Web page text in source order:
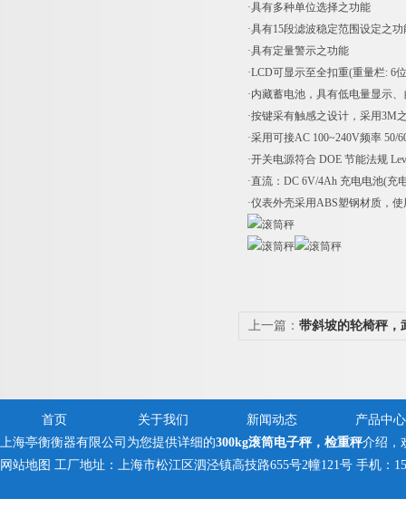
·具有多种单位选择之功能
·具有15段滤波稳定范围设定之功
·具有定量警示之功能
·LCD可显示至全扣重(重量栏: 6
·内藏蓄电池，具有低电量显示
·按键采有触感之设计，采用3M
·采用可接AC 100~240V频率
·开关电源符合 DOE 节能法规
·直流：DC 6V/4Ah 充电电池(充
·仪表外壳采用ABS塑钢材质，
上一篇： 带斜坡的轮椅秤，
首页 关于我们 新闻动态
产品中心
上海亭衡衡器有限公司为您提供详细的300kg滚筒电子秤，检重秤介绍，
网站地图 工厂地址：上海市松江区泗泾镇高技路655号2幢121号 手机：